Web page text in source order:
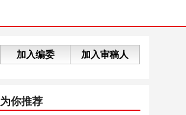
加入编委 加入审稿人
为你推荐